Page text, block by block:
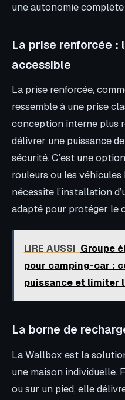
une autonomie
La prise renforcée :
accessible
La prise renforcée,
ressemble à une prise
conception interne plus
délivrer une puissance
sécurité. C’est une
rouleurs ou les
nécessite l’installation
adapté pour protéger le
LIRE AUSSI Groupe
pour camping-car :
puissance et limiter
La borne de
La Wallbox est la
une maison individuelle.
ou sur un pied, elle